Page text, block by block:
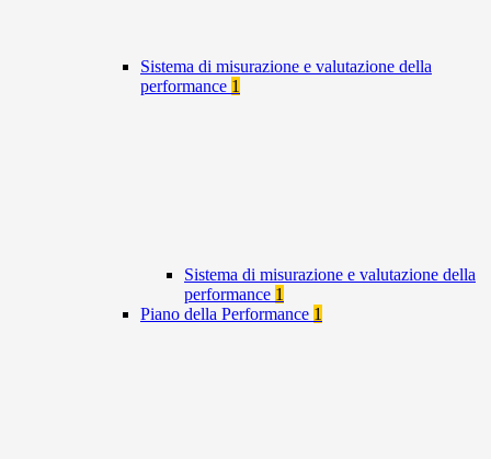
Sistema di misurazione e valutazione della
performance 1
Sistema di misurazione e valutazione della
performance 1
Piano della Performance 1